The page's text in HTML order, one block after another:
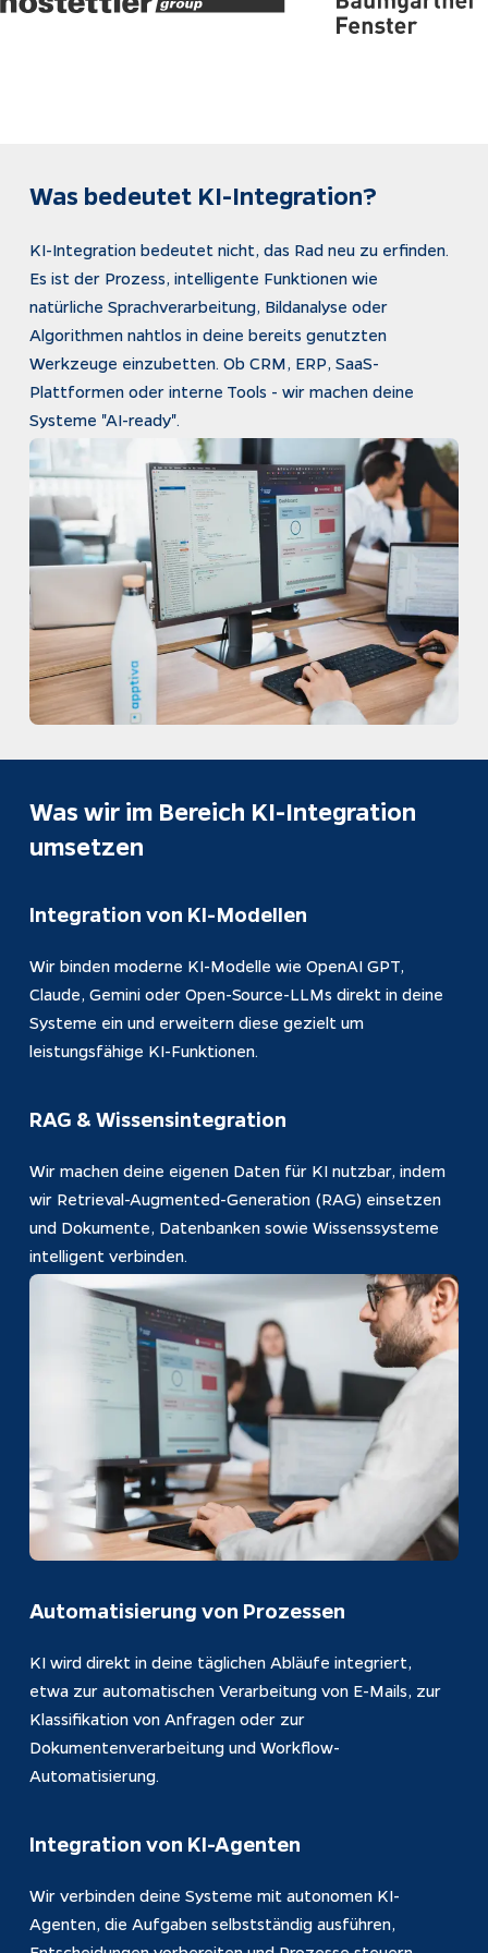
Was bedeutet KI-Integration?
KI-Integration bedeutet nicht, das Rad neu zu erfinden.
Es ist der Prozess, intelligente Funktionen wie
natürliche Sprachverarbeitung, Bildanalyse oder
Algorithmen nahtlos in deine bereits genutzten
Werkzeuge einzubetten. Ob CRM, ERP, SaaS-
Plattformen oder interne Tools - wir machen deine
Systeme "AI-ready".
Was wir im Bereich KI-Integration
umsetzen
Integration von KI-Modellen
Wir binden moderne KI-Modelle wie OpenAI GPT,
Claude, Gemini oder Open-Source-LLMs direkt in deine
Systeme ein und erweitern diese gezielt um
leistungsfähige KI-Funktionen.
RAG & Wissensintegration
Wir machen deine eigenen Daten für KI nutzbar, indem
wir Retrieval-Augmented-Generation (RAG) einsetzen
und Dokumente, Datenbanken sowie Wissenssysteme
intelligent verbinden.
Automatisierung von Prozessen
KI wird direkt in deine täglichen Abläufe integriert,
etwa zur automatischen Verarbeitung von E-Mails, zur
Klassifikation von Anfragen oder zur
Dokumentenverarbeitung und Workflow-
Automatisierung.
Integration von KI-Agenten
Wir verbinden deine Systeme mit autonomen KI-
Agenten, die Aufgaben selbstständig ausführen,